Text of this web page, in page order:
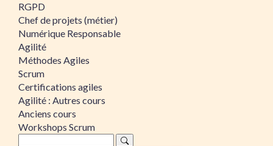
RGPD
Chef de projets (métier)
Numérique Responsable
Agilité
Méthodes Agiles
Scrum
Certifications agiles
Agilité : Autres cours
Anciens cours
Workshops Scrum